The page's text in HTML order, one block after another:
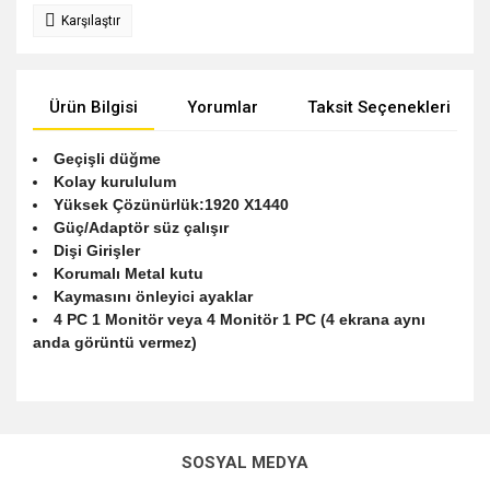
Karşılaştır
Ürün Bilgisi Yorumlar Taksit Seçenekleri
Geçişli düğme
Kolay kurululum
Yüksek Çözünürlük:1920 X1440
Güç/Adaptör süz çalışır
Dişi Girişler
Korumalı Metal kutu
Kaymasını önleyici ayaklar
4 PC 1 Monitör veya 4 Monitör 1 PC (4 ekrana aynı
anda görüntü vermez)
kullanarak tarafımıza iletebilirsiniz.
Görüş ve önerileriniz için teşekkür ederiz.
SOSYAL MEDYA